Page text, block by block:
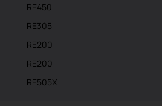
RE450
RE305
RE200
RE200
RE505X